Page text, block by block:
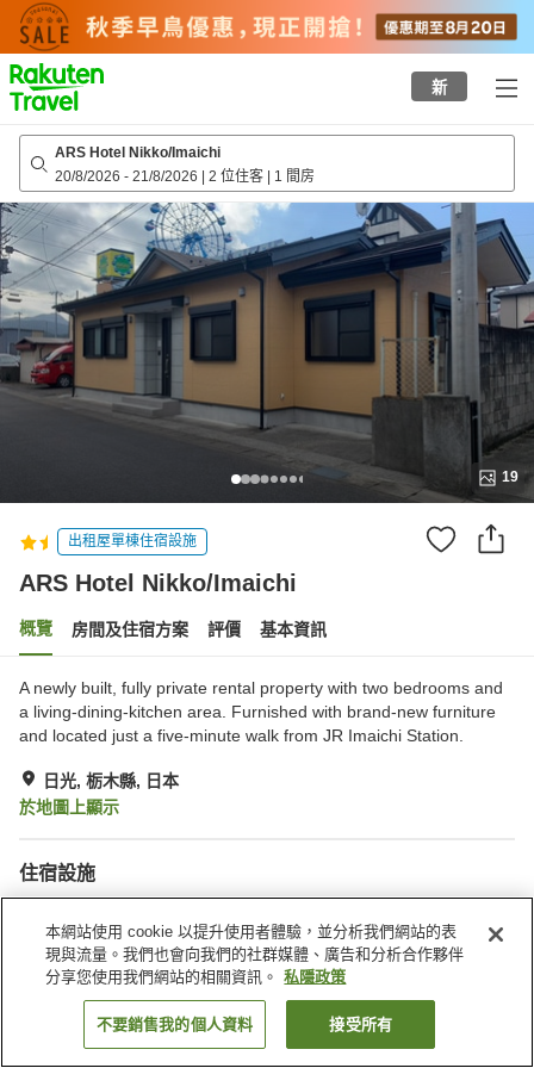
to
top
page
新
ARS Hotel Nikko/Imaichi
20/8/2026 - 21/8/2026 | 2 位住客 | 1 間房
19
出租屋單棟住宿設施
ARS Hotel Nikko/Imaichi
概覽 房間及住宿方案 評價 基本資訊
A newly built, fully private rental property with two bedrooms and
a living-dining-kitchen area. Furnished with brand-new furniture
and located just a five-minute walk from JR Imaichi Station.
日光, 栃木縣, 日本
於地圖上顯示
住宿設施
免費停車場
熱水（24 小時供應）
找客房
本網站使用 cookie 以提升使用者體驗，並分析我們網站的表
現與流量。我們也會向我們的社群媒體、廣告和分析合作夥伴
分享您使用我們網站的相關資訊。
私隱政策
不要銷售我的個人資料 接受所有